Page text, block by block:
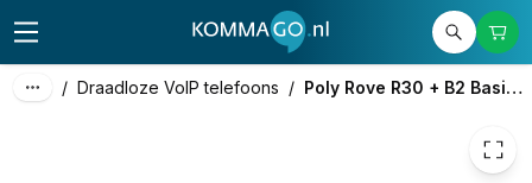
/ Draadloze VoIP telefoons / Poly Rove R30 + B2 Basisstation
excl. btw